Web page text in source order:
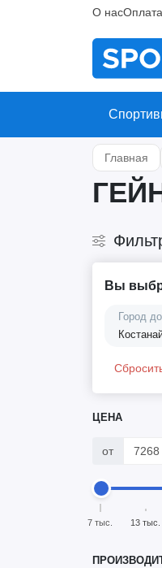
О насОплата
Главная
Вы
Город
ЦЕНА
от
7 тыс. 13 тыс.